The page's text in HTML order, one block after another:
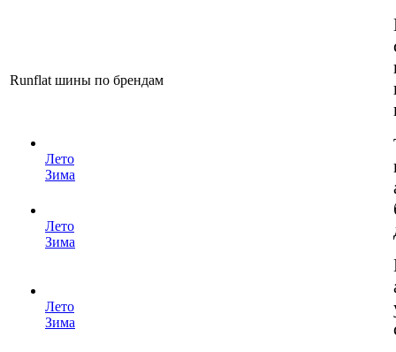
Runflat шины по брендам
Лето
Зима
Лето
Зима
Лето
Зима